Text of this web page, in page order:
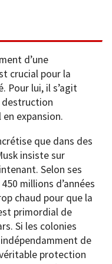
d’une
crucial pour la
Pour lui, il s’agit
destruction
expansion.
que dans des
insiste sur
Selon ses
millions d’années
chaud pour que la
primordial de
Si les colonies
de
protection